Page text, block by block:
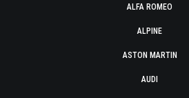
ALFA ROMEO
ALPINE
ASTON MARTIN
AUDI